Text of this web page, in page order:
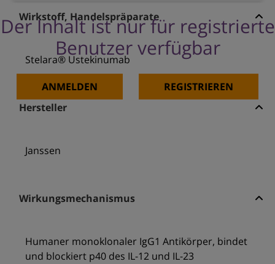
Der Inhalt ist nur für registrierte
Benutzer verfügbar
ANMELDEN REGISTRIEREN
Wirkstoff, Handelspräparate
Stelara® Ustekinumab
Hersteller
Janssen
Wirkungsmechanismus
Humaner monoklonaler IgG1 Antikörper, bindet
und blockiert p40 des IL-12 und IL-23